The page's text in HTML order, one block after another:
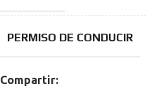
PERMISO DE CONDUCIR
Compartir: